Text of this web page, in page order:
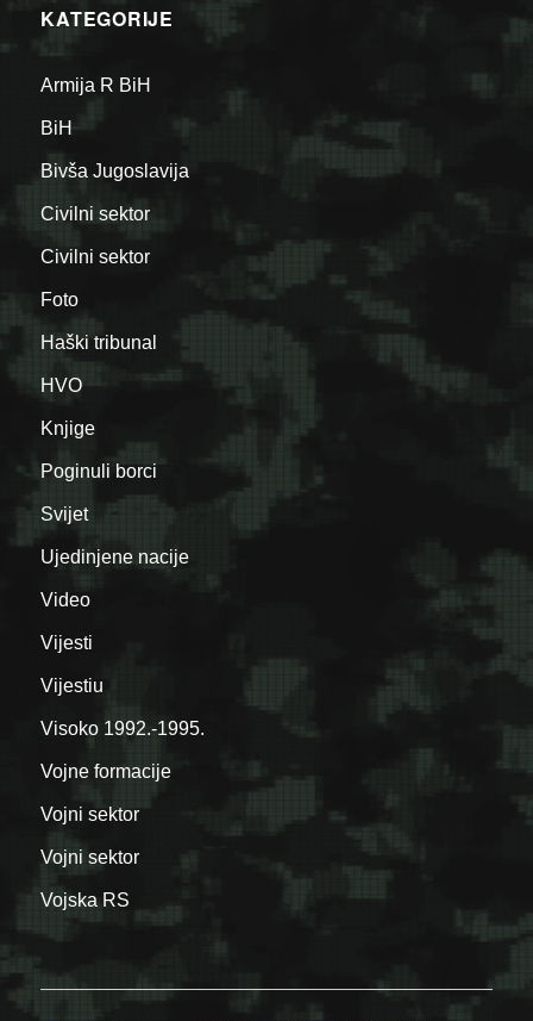
KATEGORIJE
Armija R BiH
BiH
Bivša Jugoslavija
Civilni sektor
Civilni sektor
Foto
Haški tribunal
HVO
Knjige
Poginuli borci
Svijet
Ujedinjene nacije
Video
Vijesti
Vijestiu
Visoko 1992.-1995.
Vojne formacije
Vojni sektor
Vojni sektor
Vojska RS